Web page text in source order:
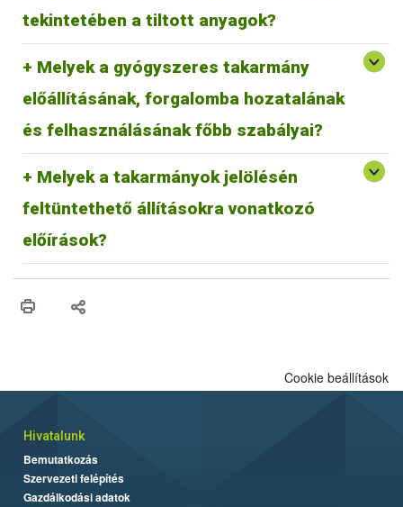
tekintetében a tiltott anyagok?
élesztőkből nyert fehérjetermékek.
Melyek a gyógyszeres takarmány
előállításának, forgalomba hozatalának
és felhasználásának főbb szabályai?
hulladékkezelőnek átadni.
A magyarországi hulladékkezeléssel kapcsolatos információk
elérhetőek:https://mohu.hu/hu
Az állatgyógyászati hulladékokkal kapcsolatos útmutató
content/uploads/2022/02/FACTSHEET_PharmaceuticalW
asteDisposal.pdf
Melyek a takarmányok jelölésén
feltüntethető állításokra vonatkozó
előírások?
A takarmányok jelölésén feltüntethető állításokra
vonatkozó előírások
Cookie beállítások
Hivatalunk
Bemutatkozás
Szervezeti felépítés
Gazdálkodási adatok